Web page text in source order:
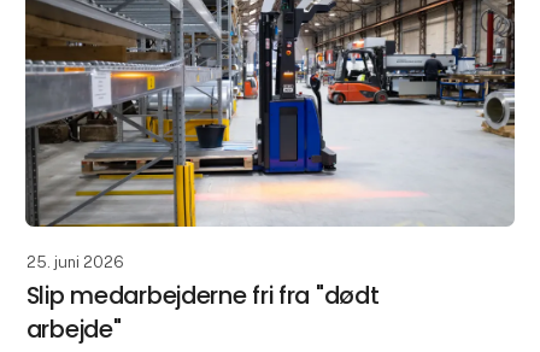
25. juni 2026
Slip medarbejderne fri fra "dødt
arbejde"